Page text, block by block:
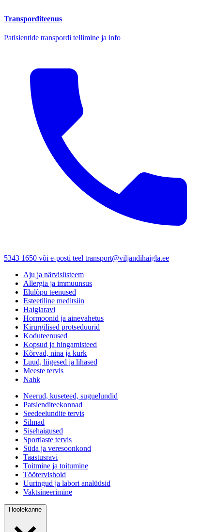
Transporditeenus
Patisientide transpordi tellimine ja info
5343 1650 või e-posti teel transport@viljandihaigla.ee
Aju ja närvisüsteem
Allergia ja immuunsus
Elulõpu teenused
Esteetiline meditsiin
Haiglaravi
Hormoonid ja ainevahetus
Kirurgilised protseduurid
Koduteenused
Kopsud ja hingamisteed
Kõrvad, nina ja kurk
Luud, liigesed ja lihased
Meeste tervis
Nahk
Neerud, kuseteed, suguelundid
Patsienditeekonnad
Seedeelundite tervis
Silmad
Sisehaigused
Sportlaste tervis
Süda ja veresoonkond
Taastusravi
Toitmine ja toitumine
Töötervishoid
Uuringud ja labori analüüsid
Vaktsineerimine
Hoolekanne